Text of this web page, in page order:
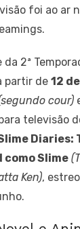
foi ao ar
2ª
partir de 12
cour)
televisão
Diaries:
Slime
Ken),